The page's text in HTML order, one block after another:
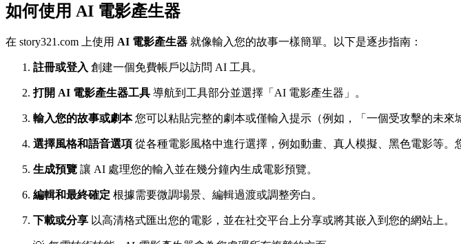
如何使用 AI 電影產生器
在 story321.com 上使用 AI 電影產生器 就像輸入您的故事一樣簡單。以下是逐步指南：
註冊或登入 創建一個免費帳戶以訪問 AI 工具。
打開 AI 電影產生器工具 導航到工具部分並選擇「AI 電影產生器」。
輸入您的故事或劇本您可以粘貼完整的劇本或僅輸入提示（例如，「一個受攻擊的未來
選擇風格和語音選項 從各種電影風格中進行選擇，例如動畫、真人模擬、黑色電影等。
生成預覽 讓 AI 處理您的輸入並在幾分鐘內生成電影預覽。
編輯和最終確定 根據需要微調場景、編輯過渡或調整旁白。
下載或分享 以高清格式匯出您的電影，並在社交平台上分享或將其嵌入到您的網站上。